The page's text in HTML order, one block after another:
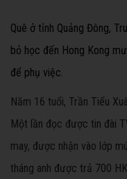
Quê ở tỉnh Quảng Đông,
bỏ học đến Hong Kong
để phụ việc.
Năm 16 tuổi, Trần Tiểu
Một lần đọc được tin đài
may, được nhận vào lớp
tháng anh được trả 700